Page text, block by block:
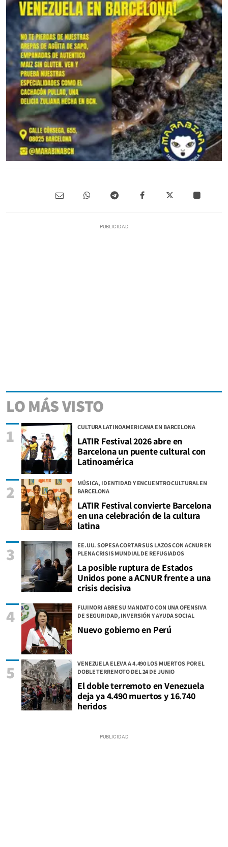
LO MÁS VISTO
CULTURA LATINOAMERICANA EN BARCELONA
LATIR Festival 2026 abre en
Barcelona un puente cultural con
Latinoamérica
1
MÚSICA, IDENTIDAD Y ENCUENTRO CULTURAL EN
BARCELONA
LATIR Festival convierte Barcelona
en una celebración de la cultura
latina
2
EE.UU. SOPESA CORTAR SUS LAZOS CON ACNUR EN
PLENA CRISIS MUNDIAL DE REFUGIADOS
La posible ruptura de Estados
Unidos pone a ACNUR frente a una
crisis decisiva
3
FUJIMORI ABRE SU MANDATO CON UNA OFENSIVA
DE SEGURIDAD, INVERSIÓN Y AYUDA SOCIAL
Nuevo gobierno en Perú
4
VENEZUELA ELEVA A 4.490 LOS MUERTOS POR EL
DOBLE TERREMOTO DEL 24 DE JUNIO
El doble terremoto en Venezuela
deja ya 4.490 muertos y 16.740
heridos
5